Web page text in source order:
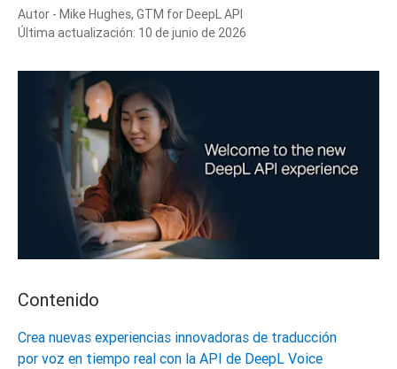
Autor - Mike Hughes, GTM for DeepL API
Última actualización: 10 de junio de 2026
Contenido
Crea nuevas experiencias innovadoras de traducción
por voz en tiempo real con la API de DeepL Voice